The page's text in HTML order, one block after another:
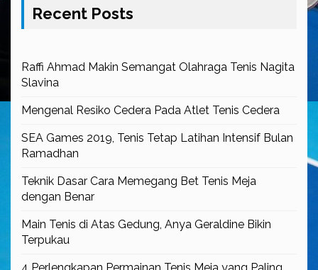
Recent Posts
Raffi Ahmad Makin Semangat Olahraga Tenis Nagita
Slavina
Mengenal Resiko Cedera Pada Atlet Tenis Cedera
SEA Games 2019, Tenis Tetap Latihan Intensif Bulan
Ramadhan
Teknik Dasar Cara Memegang Bet Tenis Meja
dengan Benar
Main Tenis di Atas Gedung, Anya Geraldine Bikin
Terpukau